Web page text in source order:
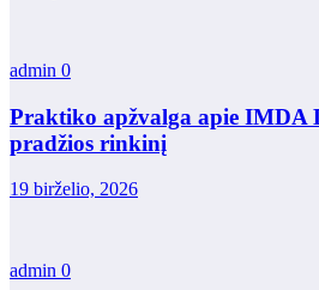
admin 0
Praktiko apžvalga apie IMDA
pradžios rinkinį
19 birželio, 2026
admin 0